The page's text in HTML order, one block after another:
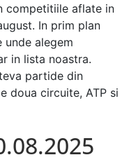
competitiile aflate in
In prim plan
unde alegem
in lista noastra.
partide din
doua circuite, ATP si